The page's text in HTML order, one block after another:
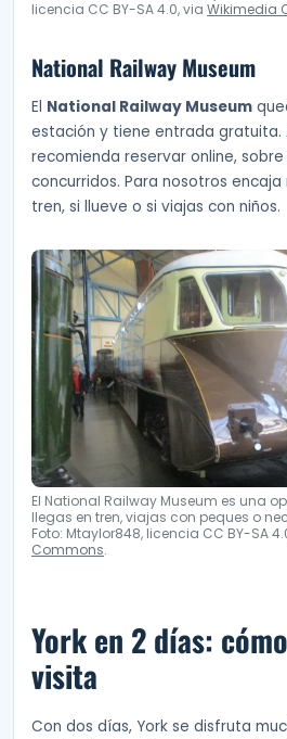
licencia CC BY-SA 4.0, via Wikimedia
National Railway Museum
El National Railway Museum
estación y tiene entrada gratuita.
recomienda reservar online,
concurridos. Para nosotros encaja
tren, si llueve o si viajas con niños.
El National Railway Museum es una
llegas en tren, viajas con peques o
Foto: Mtaylor848, licencia CC BY-SA
Commons.
York en 2 días:
visita
Con dos días, York se disfruta